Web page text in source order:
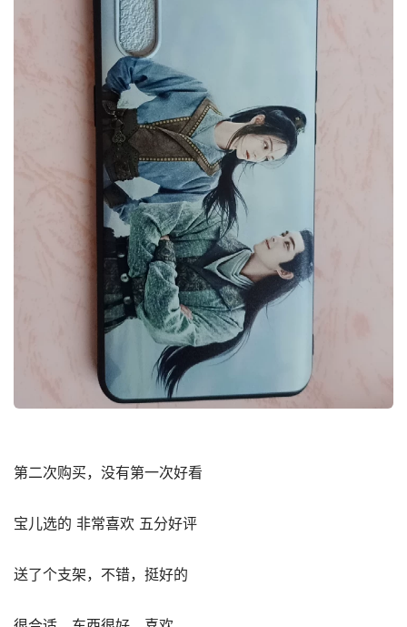
第二次购买，没有第一次好看
宝儿选的 非常喜欢 五分好评
送了个支架，不错，挺好的